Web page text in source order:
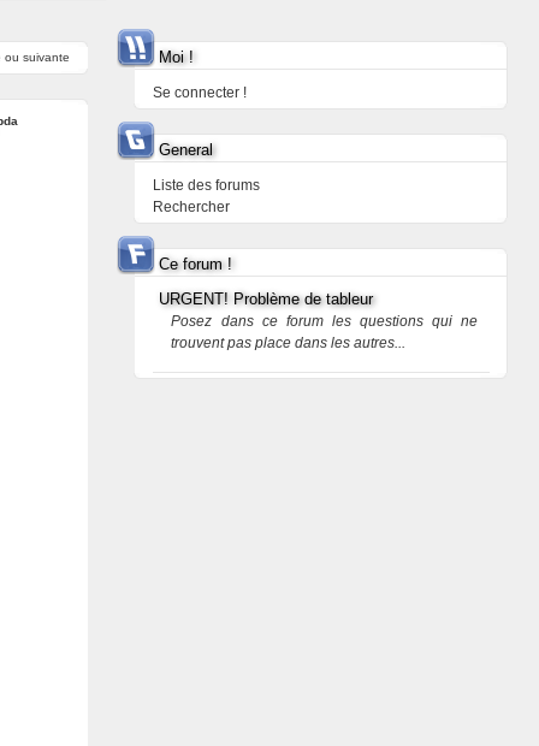
ou suivante Moi !
Se connecter !
General
Liste des forums
Rechercher
Ce forum !
URGENT! Problème de tableur
Posez dans ce forum les questions qui ne
trouvent pas place dans les autres...